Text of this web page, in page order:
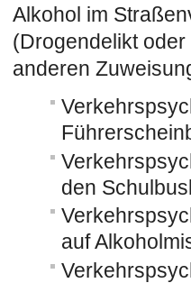
Alkohol im
(Drogendelikt
anderen
den
auf